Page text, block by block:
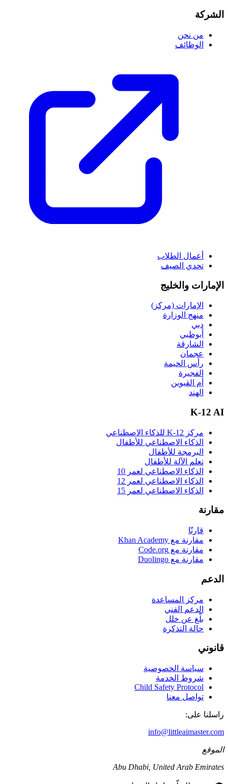
الشركة
من نحن
الوظائف
أعمال الطلاب
تحدي الصيف
الإمارات والخليج
الإمارات (مركز)
منهج الوزارة
دبي
أبوظبي
الشارقة
عجمان
رأس الخيمة
الفجيرة
أم القيوين
الهند
K-12 AI
مركز K-12 للذكاء الاصطناعي
الذكاء الاصطناعي للأطفال
البرمجة للأطفال
تعلم الآلة للأطفال
الذكاء الاصطناعي لعمر 10
الذكاء الاصطناعي لعمر 12
الذكاء الاصطناعي لعمر 15
مقارنة
قارنّا
مقارنة مع Khan Academy
مقارنة مع Code.org
مقارنة مع Duolingo
الدعم
مركز المساعدة
الدعم الفني
بلّغ عن خلل
حالة التذكرة
قانوني
سياسة الخصوصية
شروط الخدمة
Child Safety Protocol
تواصل معنا
راسلنا على:
info@littleaimaster.com
الموقع
Abu Dhabi United Arab Emirates